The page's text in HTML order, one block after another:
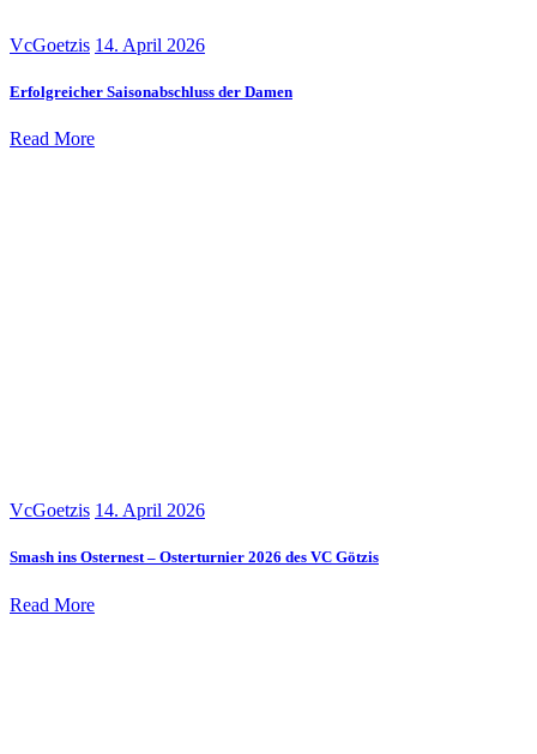
VcGoetzis 14. April 2026
Erfolgreicher Saisonabschluss der Damen
Read More
VcGoetzis 14. April 2026
Smash ins Osternest – Osterturnier 2026 des VC Götzis
Read More